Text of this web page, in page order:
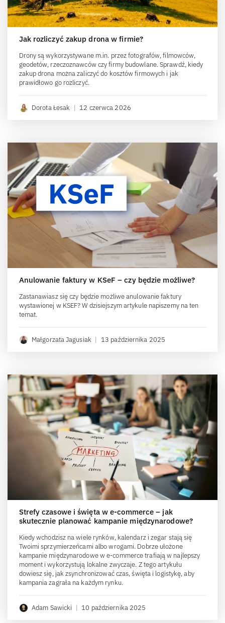
Jak rozliczyć zakup drona w firmie?
Drony są wykorzystywane m.in. przez fotografów, filmowców,
geodetów, rzeczoznawców czy firmy budowlane. Sprawdź, kiedy
zakup drona można zaliczyć do kosztów firmowych i jak
prawidłowo go rozliczyć.
Dorota Łesak 12 czerwca 2026
Anulowanie faktury w KSeF – czy będzie możliwe?
Zastanawiasz się czy będzie możliwe anulowanie faktury
wystawionej w KSEF? W dzisiejszym artykule napiszemy na ten
temat.
Małgorzata Jagusiak 13 października 2025
Strefy czasowe i święta w e-commerce – jak
skutecznie planować kampanie międzynarodowe?
Kiedy wchodzisz na wiele rynków, kalendarz i zegar stają się
Twoimi sprzymierzeńcami albo wrogami. Dobrze ułożone
kampanie międzynarodowe w e-commerce trafiają w najlepszy
moment i wykorzystują lokalne zwyczaje. Z tego artykułu
dowiesz się, jak zsynchronizować czas, święta i logistykę, aby
kampania zagrała na każdym rynku.
Adam Sawicki 10 października 2025